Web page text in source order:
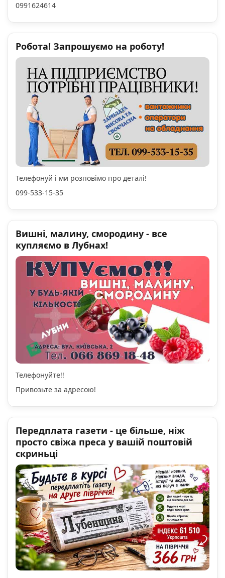
0991624614
Робота! Запрошуємо на роботу!
Телефонуй і ми розповімо про деталі!
099-533-15-35
Вишні, малину, смородину - все
купляємо в Лубнах!
Телефонуйте!!
Привозьте за адресою!
Передплата газети - це більше, ніж
просто свіжа преса у вашій поштовій
скриньці